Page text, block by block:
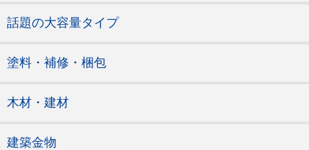
話題の大容量タイプ
塗料・補修・梱包
木材・建材
建築金物